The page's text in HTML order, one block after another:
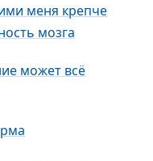
меня крепче
мозга
может всё